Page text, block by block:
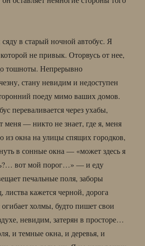
в старый ночной автобус. Я
не привык. Оторвусь от нее,
тошноты. Непрерывно
стану невидим и недоступен
поеду мимо ваших домов.
переваливается через ухабы,
меня — никто не знает, где я, меня
окна на улицы спящих городков,
в сонные окна — «может здесь я
вот мой порог…» — и еду
печальные поля, заборы
кажется черной, дорога
холмы, будто пишет свои
невидим, затерян в просторе…
и темные окна, и деревья, и